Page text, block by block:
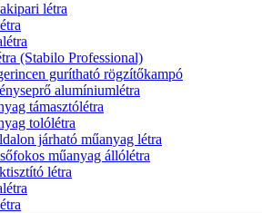
létra
(Stabilo Professional)
gurítható rögzítőkampó
alumíniumlétra
támasztólétra
tolólétra
járható műanyag létra
műanyag állólétra
létra